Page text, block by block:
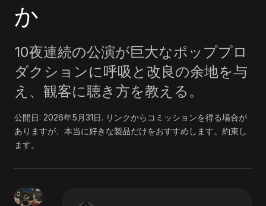
か
10夜連続の公演が巨大なポッププロ
ダクションに呼吸と改良の余地を与
え、観客に聴き方を教える。
公開日: 2026年5月31日. リンクからコミッションを得る場合が
ありますが、本当に好きな製品だけをおすすめします。約束し
ます。